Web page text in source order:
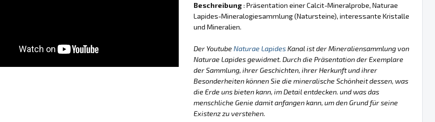
Beschreibung: Präsentation einer Calcit-Mineralprobe, Naturae
Lapides-Mineralogiesammlung (Natursteine), interessante Kristalle
und Mineralien.
Der Youtube Naturae LapidesKanal ist der Mineraliensammlung von
Naturae Lapides gewidmet. Durch die Präsentation der Exemplare
der Sammlung, ihrer Geschichten, ihrer Herkunft und ihrer
Besonderheiten können Sie die mineralische Schönheit dessen, was
die Erde uns bieten kann, im Detail entdecken. und was das
menschliche Genie damit anfangen kann, um den Grund für seine
Existenz zu verstehen.